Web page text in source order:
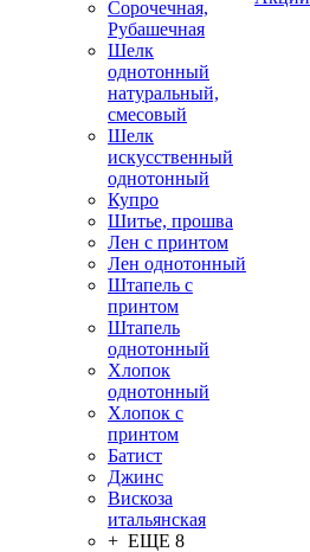
Сорочечная,
Рубашечная
Шелк
однотонный
натуральный,
смесовый
Шелк
искусственный
однотонный
Купро
Шитье, прошва
Лен с принтом
Лен однотонный
Штапель с
принтом
Штапель
однотонный
Хлопок
однотонный
Хлопок с
принтом
Батист
Джинс
Вискоза
итальянская
+ ЕЩЕ 8